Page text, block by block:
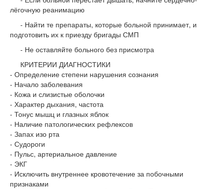
лёгочную реанимацию
- Найти те препараты, которые больной принимает, и
подготовить их к приезду бригады СМП
- Не оставляйте больного без присмотра
КРИТЕРИИ ДИАГНОСТИКИ
- Определение степени нарушения сознания
- Начало заболевания
- Кожа и слизистые оболочки
- Характер дыхания, частота
- Тонус мышц и глазных яблок
- Наличие патологических рефлексов
- Запах изо рта
- Судороги
- Пульс, артериальное давление
- ЭКГ
- Исключить внутреннее кровотечение за побочными
признаками